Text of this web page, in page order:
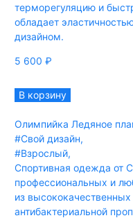
терморегуляцию и
обладает
дизайном.
5 600 ₽
В корзину
Олимпийка Ледяное
#Свой дизайн,
#Взрослый,
Спортивная одежда от
профессиональных и
из
антибактериальной